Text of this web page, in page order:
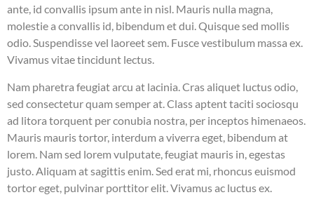
ante, id convallis ipsum ante in nisl. Mauris nulla magna,
molestie a convallis id, bibendum et dui. Quisque sed mollis
odio. Suspendisse vel laoreet sem. Fusce vestibulum massa ex.
Vivamus vitae tincidunt lectus.
Nam pharetra feugiat arcu at lacinia. Cras aliquet luctus odio,
sed consectetur quam semper at. Class aptent taciti sociosqu
ad litora torquent per conubia nostra, per inceptos himenaeos.
Mauris mauris tortor, interdum a viverra eget, bibendum at
lorem. Nam sed lorem vulputate, feugiat mauris in, egestas
justo. Aliquam at sagittis enim. Sed erat mi, rhoncus euismod
tortor eget, pulvinar porttitor elit. Vivamus ac luctus ex.